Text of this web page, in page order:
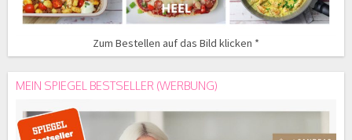
Zum Bestellen auf das Bild klicken *
MEIN SPIEGEL BESTSELLER (WERBUNG)